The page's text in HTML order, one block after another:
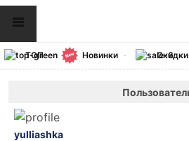
ТОП Новинки Скидки
yulliashka